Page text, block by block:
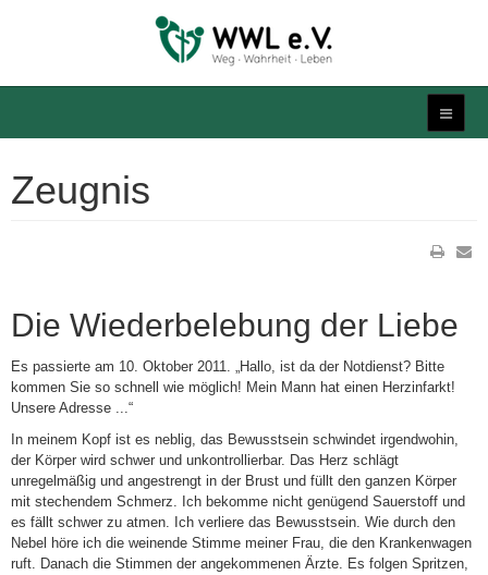
Zeugnis
Die Wiederbelebung der Liebe
Es passierte am 10. Oktober 2011. „Hallo, ist da der Notdienst? Bitte
kommen Sie so schnell wie möglich! Mein Mann hat einen Herzinfarkt!
Unsere Adresse ...“
In meinem Kopf ist es neblig, das Bewusstsein schwindet irgendwohin,
der Körper wird schwer und unkontrollierbar. Das Herz schlägt
unregelmäßig und angestrengt in der Brust und füllt den ganzen Körper
mit stechendem Schmerz. Ich bekomme nicht genügend Sauerstoff und
es fällt schwer zu atmen. Ich verliere das Bewusstsein. Wie durch den
Nebel höre ich die weinende Stimme meiner Frau, die den Krankenwagen
ruft. Danach die Stimmen der angekommenen Ärzte. Es folgen Spritzen,